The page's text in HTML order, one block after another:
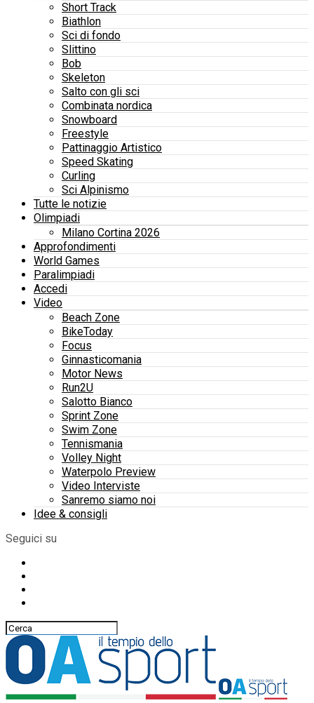
Short Track
Biathlon
Sci di fondo
Slittino
Bob
Skeleton
Salto con gli sci
Combinata nordica
Snowboard
Freestyle
Pattinaggio Artistico
Speed Skating
Curling
Sci Alpinismo
Tutte le notizie
Olimpiadi
Milano Cortina 2026
Approfondimenti
World Games
Paralimpiadi
Accedi
Video
Beach Zone
BikeToday
Focus
Ginnasticomania
Motor News
Run2U
Salotto Bianco
Sprint Zone
Swim Zone
Tennismania
Volley Night
Waterpolo Preview
Video Interviste
Sanremo siamo noi
Idee & consigli
Seguici su